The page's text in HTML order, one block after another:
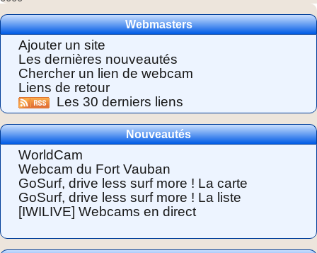
Webmasters
Ajouter un site
Les dernières nouveautés
Chercher un lien de webcam
Liens de retour
Les 30 derniers liens
Nouveautés
WorldCam
Webcam du Fort Vauban
GoSurf, drive less surf more ! La carte
GoSurf, drive less surf more ! La liste
[IWILIVE] Webcams en direct